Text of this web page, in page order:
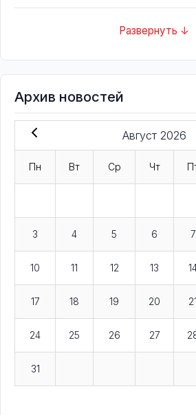
Развернуть ↓
Архив новостей
Август 2026
Пн Вт Ср Чт
3 4 5 6 7
10 11 12 13
17 18 19 20 21
24 25 26 27
31